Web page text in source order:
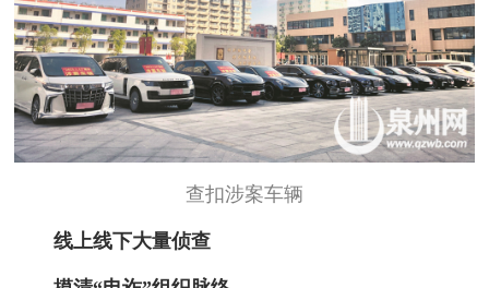
查扣涉案车辆
线上线下大量侦查